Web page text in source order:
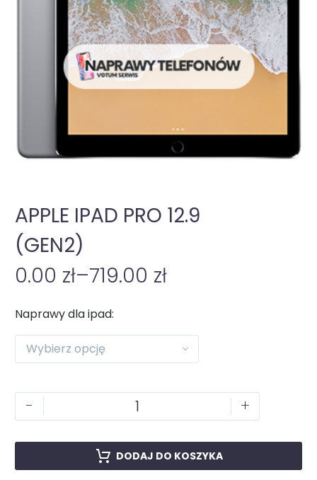
APPLE IPAD PRO 12.9
(GEN2)
0.00 zł–719.00 zł
Naprawy dla ipad
Wybierz opcję
- +
DODAJ DO KOSZYKA